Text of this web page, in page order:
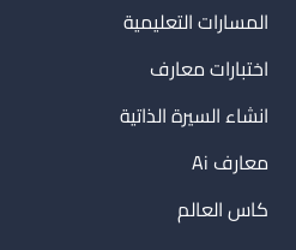
المسارات التعليمية
اختبارات معارف
انشاء السيرة الذاتية
معارف Ai
كاس العالم